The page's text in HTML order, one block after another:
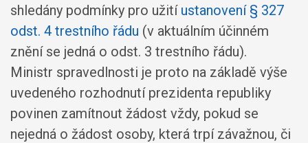
shledány podmínky pro užití ustanovení § 327
odst. 4 trestního řádu (v aktuálním účinném
znění se jedná o odst. 3 trestního řádu).
Ministr spravedlnosti je proto na základě výše
uvedeného rozhodnutí prezidenta republiky
povinen zamítnout žádost vždy, pokud se
nejedná o žádost osoby, která trpí závažnou, či